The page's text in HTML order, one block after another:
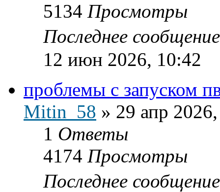
5134 Просмотры
Последнее
12 июн 2026, 10:42
проблемы с запуском
Mitin_58 » 29 апр
1 Ответы
4174 Просмотры
Последнее